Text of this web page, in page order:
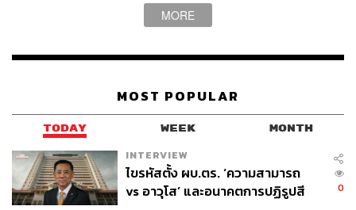
สื่อสำนักต่อมาที่ได้รับเอ็นเกจเมนต์มากที่สุดนั่นก็คือช่อง 3
โดยไฮไลต์ของช่อง 3 คือการทำรายการดีเบต
อาชีพมาพูดถึงปัญหาที่พบมาตลอด และให้ผู้สมัครผู้ว่าฯ ได้
ตอบกันสดๆ ณ ตรงนั้น ซึ่งผู้ดำเนินรายการถือว่าเป็นนักข่าว
แม่เหล็กของช่อง 3 เลย ทั้ง สรยุทธ สุทัศนะจินดา และ กรรชัย
กำเนิดพลอย จากเรื่องเล่าเช้านี้และ
ถือเป็นความแปลกใหม่ของรูปแบบรายการประชันวิสัยทัศน์
MORE
MOST POPULAR
TODAY WEEK MONTH
INTERVIEW
ไขรหัสตั้ง ผบ.ตร. ‘ความสามารถ
vs อาวุโส’ และอนาคตการปฏิรูปสี
0